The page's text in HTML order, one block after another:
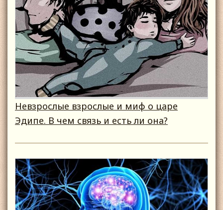
Невзрослые взрослые и миф о царе
Эдипе. В чем связь и есть ли она?